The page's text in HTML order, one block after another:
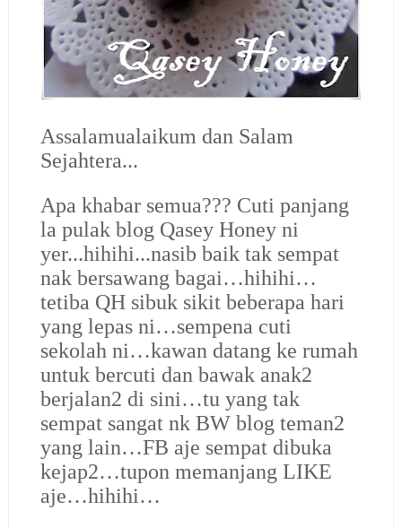
Assalamualaikum dan Salam
Sejahtera...
Apa khabar semua??? Cuti panjang
la pulak blog Qasey Honey ni
yer...hihihi...nasib baik tak sempat
nak bersawang bagai…hihihi…
tetiba QH sibuk sikit beberapa hari
yang lepas ni…sempena cuti
sekolah ni…kawan datang ke rumah
untuk bercuti dan bawak anak2
berjalan2 di sini…tu yang tak
sempat sangat nk BW blog teman2
yang lain…FB aje sempat dibuka
kejap2…tupon memanjang LIKE
aje…hihihi…